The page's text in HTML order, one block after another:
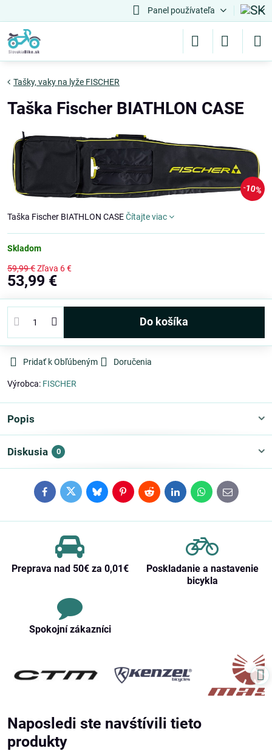
Panel používateľa
10%
Tašky, vaky na lyže FISCHER
Taška Fischer BIATHLON CASE
Taška Fischer BIATHLON CASEČítajte viac
Skladom
59,99 €Zľava 6 €
53,99 €
Do košíka
Pridať k Obľúbeným Doručenia
Výrobca: FISCHER
Popis
Diskusia 0
FacebookTwitterBlueskyPinterestRedditLinkedInWhatsApp
E-
mail
Preprava nad 50€ za 0,01€
Poskladanie a nastavenie
bicykla
Spokojní zákazníci
Naposledi ste navśtívili tieto
produkty